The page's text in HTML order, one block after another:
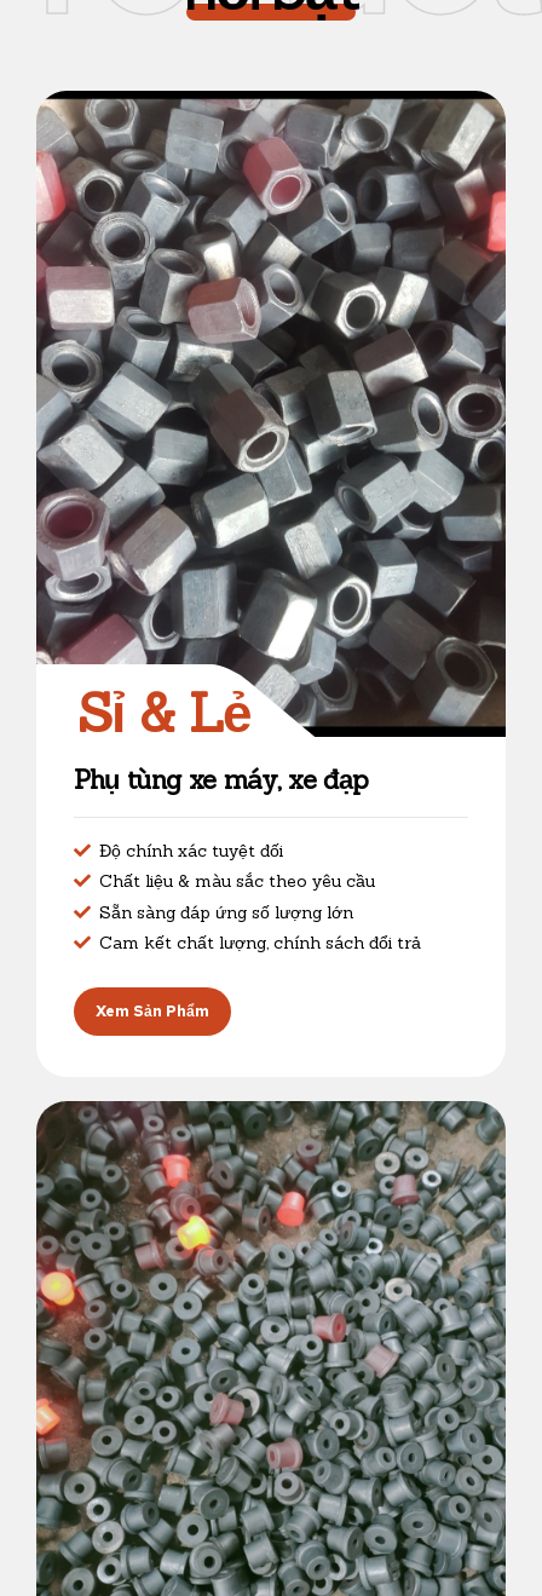
Sỉ & Lẻ
Phụ tùng xe máy, xe đạp
Độ chính xác tuyệt đối
Chất liệu & màu sắc theo yêu cầu
Sẵn sàng đáp ứng số lượng lớn
Cam kết chất lượng, chính sách đổi trả
Xem Sản Phẩm